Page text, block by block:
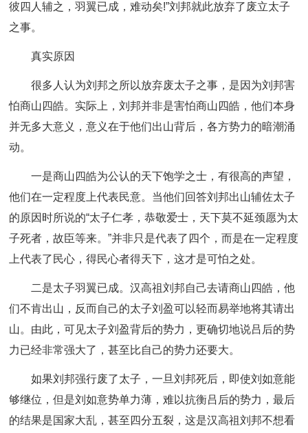
彼四人辅之，羽翼已成，难动矣!”刘邦就此放弃了废立太子
之事。
真实原因
很多人认为刘邦之所以放弃废太子之事，是因为刘邦害
怕商山四皓。实际上，刘邦并非是害怕商山四皓，他们本身
并无多大意义，意义在于他们出山背后，各方势力的暗潮涌
动。
一是商山四皓为公认的天下饱学之士，有很高的声望，
他们在一定程度上代表民意。当他们回答刘邦出山辅佐太子
的原因时所说的“太子仁孝，恭敬爱士，天下莫不延颈愿为太
子死者，故臣等来。”并非只是代表了四个，而是在一定程度
上代表了民心，得民心者得天下，这才是可怕之处。
二是太子羽翼已成。汉高祖刘邦自己去请商山四皓，他
们不肯出山，反而自己的太子刘盈可以轻而易举地将其请出
山。由此，可见太子刘盈背后的势力，更确切地说吕后的势
力已经非常强大了，甚至比自己的势力还要大。
如果刘邦强行废了太子，一旦刘邦死后，即使刘如意能
够继位，但是刘如意势单力薄，难以抗衡吕后的势力，最后
的结果是国家大乱，甚至四分五裂，这是汉高祖刘邦不想看